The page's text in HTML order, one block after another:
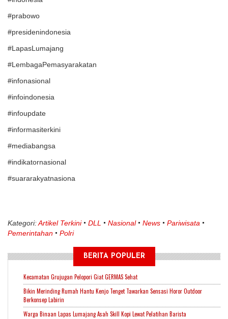
#prabowo
#presidenindonesia
#LapasLumajang
#LembagaPemasyarakatan
#infonasional
#infoindonesia
#infoupdate
#informasiterkini
#mediabangsa
#indikatornasional
#suararakyatnasiona
Kategori:Artikel Terkini DLL Nasional News
Pariwisata
Pemerintahan
Polri
BERITA POPULER
Kecamatan Grujugan Pelopori Giat GERMAS Sehat
Bikin Merinding Rumah Hantu Kenjo Tenget Tawarkan Sensasi Horor Outdoor
Berkonsep Labirin
Warga Binaan Lapas Lumajang Asah Skill Kopi Lewat Pelatihan Barista